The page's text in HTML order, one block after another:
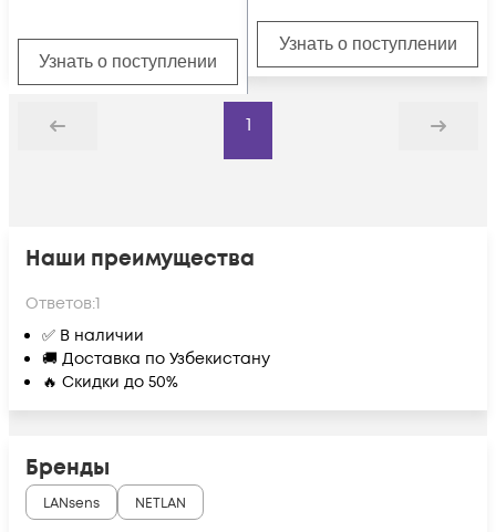
Узнать о поступлении
Узнать о поступлении
Назад
1
Дальше
Наши преимущества
Ответов:1
✅ В наличии
🚚 Доставка по Узбекистану
🔥 Скидки до 50%
Бренды
LANsens NETLAN